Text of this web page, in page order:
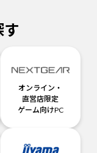
す
オンライン・
直営店限定
ゲーム向けPC